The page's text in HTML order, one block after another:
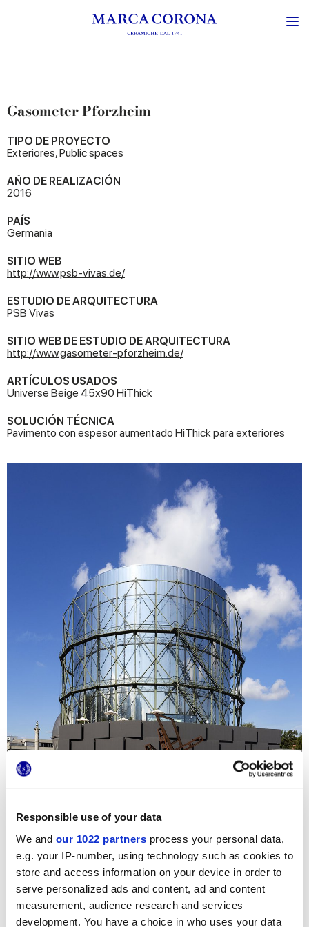
Responsible use of your data
We and our 1022 partners process your personal data,
e.g. your IP-number, using technology such as cookies to
store and access information on your device in order to
serve personalized ads and content, ad and content
measurement, audience research and services
development. You have a choice in who uses your data
Gasometer Pforzheim
TIPO DE PROYECTO
Exteriores, Public spaces
AÑO DE REALIZACIÓN
2016
PAÍS
Germania
SITIO WEB
http://www.psb-vivas.de/
ESTUDIO DE ARQUITECTURA
PSB Vivas
SITIO WEB DE ESTUDIO DE ARQUITECTURA
http://www.gasometer-pforzheim.de/
ARTÍCULOS USADOS
Universe Beige 45x90 HiThick
SOLUCIÓN TÉCNICA
Pavimento con espesor aumentado HiThick para exteriores
El nuevo Centro de Exposiciones de Pforzheim se compone
de numerosas salas de alta tecnología y de una amplia
terraza exterior; una superficie de más de 300 m2 en la
que los visitantes pueden relajarse y disfrutar de los
escasos días de sol. En este agradable espacio exterior
encontramos la serie Universe en su variante Beige con